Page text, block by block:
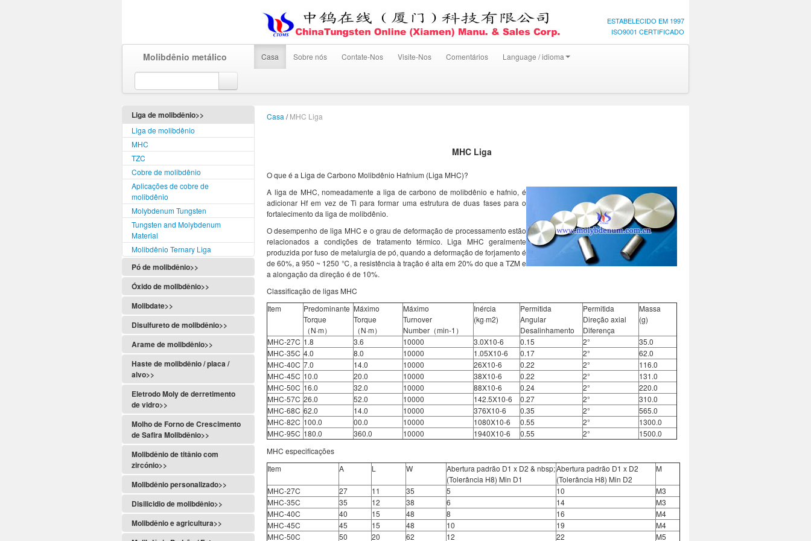
ESTABELECIDO EM 1997
ISO9001 CERTIFICADO
Molibdênio metálico Casa Sobre nós Contate-Nos Visite-Nos Comentários Language / idioma
Liga de molibdênio>>
Liga de molibdênio
MHC
TZC
Cobre de molibdênio
Aplicações de cobre de
molibdênio
Molybdenum Tungsten
Tungsten and Molybdenum
Material
Molibdênio Ternary Liga
Pó de molibdênio>>
Óxido de molibdênio>>
Molibdate>>
Disulfureto de molibdênio>>
Arame de molibdênio>>
Haste de molibdênio / placa /
alvo>>
Eletrodo Moly de derretimento
de vidro>>
Molho de Forno de Crescimento
de Safira Molibdênio>>
Molibdênio de titânio com
zircónio>>
Molibdênio personalizado>>
Disilicidio de molibdênio>>
Molibdênio e agricultura>>
Casa / MHC Liga
MHC Liga
O que é a Liga de Carbono Molibdênio Hafnium (Liga MHC)?
A liga de MHC, nomeadamente a liga de carbono de molibdênio e hafnio, é
adicionar Hf em vez de Ti para formar uma estrutura de duas fases para o
fortalecimento da liga de molibdênio.
O desempenho de liga MHC e o grau de deformação de processamento estão
relacionados a condições de tratamento térmico. Liga MHC geralmente
produzida por fuso de metalurgia de pó, quando a deformação de forjamento é
de 60%, a 950 ~ 1250 ℃, a resistência à tração é alta em 20% do que a TZM e
a alongação da direção é de 10%.
Classificação de ligas MHC
Item
Predominante
Torque
（N·m）
Máximo
Torque
（N·m）
Máximo
Turnover
Number（min-1）
Inércia
(kg·m2)
Permitida
Angular
Desalinhamento
Permitida
Direção axial
Diferença
Massa
(g)
MHC-27C 1.8 3.6 10000 3.0X10-6 0.15 2°
35.0
MHC-35C 4.0 8.0 10000 1.05X10-6 0.17 2°
62.0
MHC-40C 7.0 14.0 10000 26X10-6 0.22 2°
116.0
MHC-45C 10.0 20.0 10000 38X10-6 0.22 2°
131.0
MHC-50C 16.0 32.0 10000 88X10-6 0.24 2°
220.0
MHC-57C 26.0 52.0 10000 142.5X10-6 0.27 2°
310.0
MHC-68C 62.0 14.0 10000 376X10-6 0.35 2°
565.0
MHC-82C 100.0 00.0 10000 1080X10-6 0.55 2°
1300.0
MHC-95C 180.0 360.0 10000 1940X10-6 0.55 2°
1500.0
MHC especificações
Item
A L W
Abertura padrão D1 x D2 & nbsp;
(Tolerância H8) Min D1
Abertura padrão D1 x D2
(Tolerância H8) Min D2
M
MHC-27C 27 11 35 5 10
M3
MHC-35C
35 12 38 6 14
M3
MHC-40C
40 15 48 8 16
M4
MHC-45C
45 15 48 10 19
M4
MHC-50C
50 20 62 12 22 M5